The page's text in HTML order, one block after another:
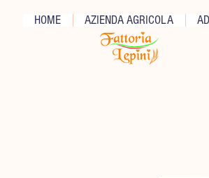
HOME AZIENDA AGRICOLA